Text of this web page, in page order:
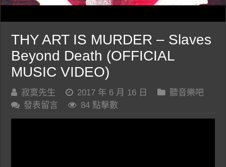
THY ART IS MURDER – Slaves
Beyond Death (OFFICIAL
MUSIC VIDEO)
寂寞先生 2017 年 6 月 16 日
聽音樂吧
發表留言
84 點擊數